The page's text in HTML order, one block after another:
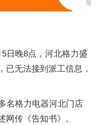
5日晚8点，河北格力盛
已无法接到派工信息，
名格力电器河北门店
传《告知书》。